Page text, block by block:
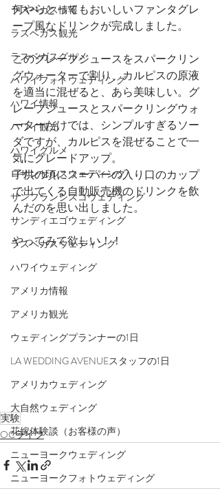
ラスベガス情報
ラスベガス観光
ラスベガスグルメ
ハワイフォトウェディング
ハワイ情報
ハワイ観光
ハワイグルメ
ロサンゼルスウェディング
サンフランシスコウェディング
サンディエゴウェディング
ラスベガスウェディング
ハワイウェディング
アメリカ情報
アメリカ観光
ウェディングプランナーの1日
LA WEDDING AVENUEスタッフの1日
アメリカウェディング
大自然ウェディング
花嫁体験談（お客様の声）
ニューヨークウェディング
ニューヨークフォトウェディング
何やらとってもおいしいファンタグレ
ープ風なドリンクが完成しました。
このグレープジュースをスパークリン
グウォーターで割り、カルピスの原液
を適当に混ぜると、あら美味しい。グ
レープジュースとスパークリングウォ
ーターだけでは、シンプルすぎるソー
ダですが、カルピスを混ぜることで一
気にグレードアップ。
子供の頃にスーパーの入り口のカップ
で出てくる自動販売機のドリンクを飲
んだのを思い出しました。
やってみて欲しい！！
実験
OCライフ